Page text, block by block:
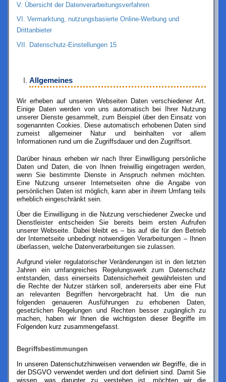
V. Übersicht der Datenverarbeitungsverfahren
VI. Vermarktung, nutzungsbasierte Online-Werbung und
Drittanbieter
VII. Datenschutz-Einstellungen 15
Allgemeines
Wir erheben auf unseren Webseiten Daten verschiedener Art.
Einige Daten werden von uns automatisch bei Ihrer Nutzung
unserer Dienste gesammelt, zum Beispiel über den Einsatz von
sogenannten Cookies. Diese automatisch erhobenen Daten sind
zumeist allgemeiner Natur und beinhalten vor allem
Informationen rund um die Zugriffsdauer und den Zugriffsort.
Darüber hinaus erheben wir nach Ihrer Einwilligung persönliche
Daten und Daten, die von Ihnen freiwillig eingetragen werden,
wenn Sie bestimmte Dienste in Anspruch nehmen möchten.
Eine Nutzung unserer Internetseiten ohne die Angabe von
persönlichen Daten ist möglich, kann aber in ihrem Umfang teils
erheblich eingeschränkt sein.
Über die Einwilligung in die Nutzung verschiedener Zwecke und
Dienstleister entscheiden Sie bereits beim ersten Aufrufen
unserer Webseite. Dabei bleibt es – bis auf die für den Betrieb
der Internetseite unbedingt notwendigen Verarbeitungen – Ihnen
überlassen, welche Datenverarbeitungen sie zulassen.
Aufgrund vieler regulatorischer Veränderungen ist in den letzten
Jahren ein umfangreiches Regelungswerk zum Datenschutz
entstanden, dass einerseits
Datensicherheit gewährleisten und
die Rechte der Nutzer stärken soll, andererseits aber eine Flut
an relevanten Begriffen hervorgebracht hat. Um die nun
folgenden genaueren Ausführungen zu erhobenen Daten,
gesetzlichen Regelungen und Rechten besser zugänglich zu
machen, haben wir Ihnen die wichtigsten dieser Begriffe im
Folgenden kurz zusammengefasst.
Begriffsbestimmungen
In unseren Datenschutzhinweisen verwenden wir Begriffe, die in
der DSGVO verwendet werden und dort definiert sind. Damit Sie
wissen, was darunter zu verstehen ist, möchten wir die